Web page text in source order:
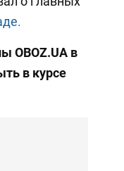
OBOZ.UA в
в курсе